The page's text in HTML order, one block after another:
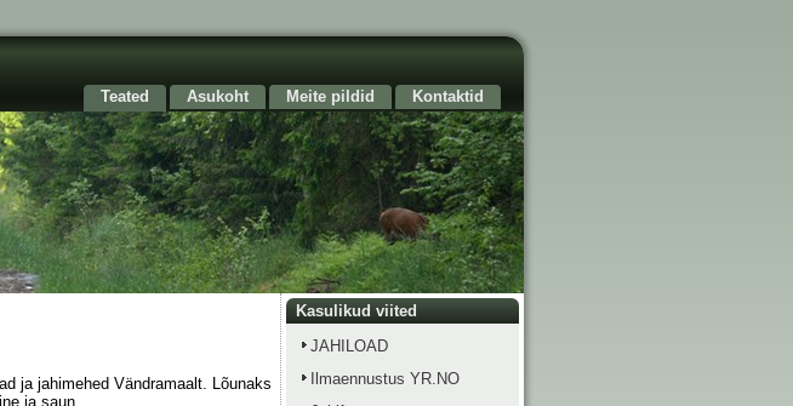
Teated Asukoht Meite pildid Kontaktid
ja jahimehed Vändramaalt. Lõunaks
ja saun.
Kasulikud viited
JAHILOAD
Ilmaennustus YR.NO